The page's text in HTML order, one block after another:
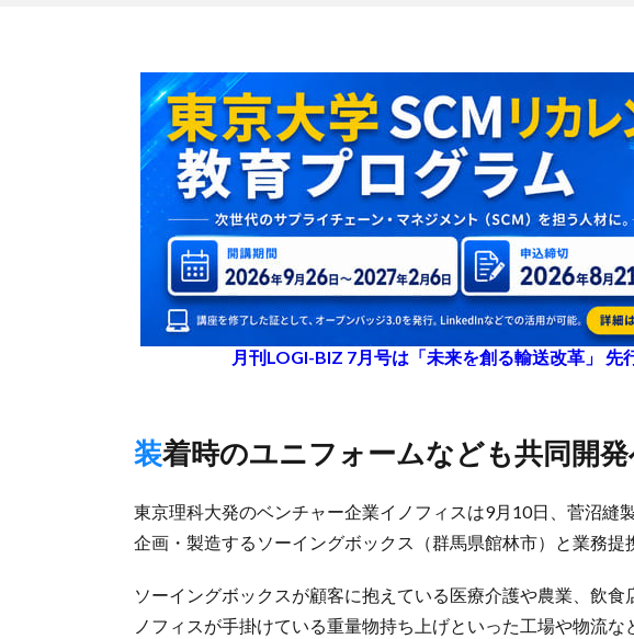
月刊LOGI-BIZ 7月号は「未来を創る輸送改革」 先
装着時のユニフォームなども共同開
東京理科大発のベンチャー企業イノフィスは9月10日、菅沼縫
企画・製造するソーイングボックス（群馬県館林市）と業務提
ソーイングボックスが顧客に抱えている医療介護や農業、飲
ノフィスが手掛けている重量物持ち上げといった工場や物流